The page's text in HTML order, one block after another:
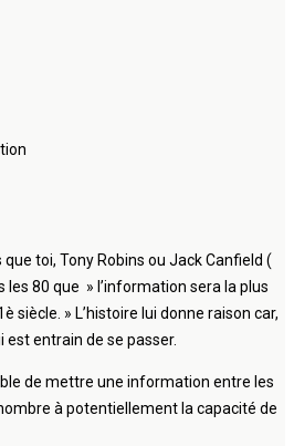
toi, Tony Robins ou Jack Canfield (
les 80 que » l’information sera la plus
siècle. » L’histoire lui donne raison car,
est entrain de se passer.
de mettre une information entre les
à potentiellement la capacité de